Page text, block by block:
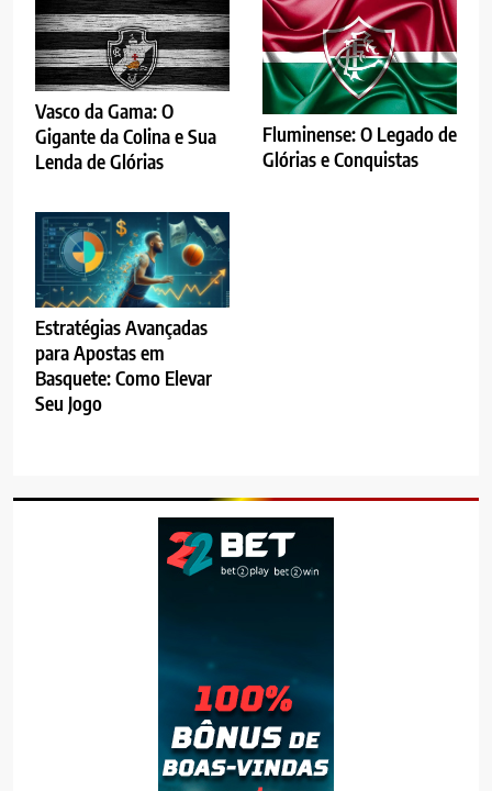
Vasco da Gama: O
Gigante da Colina e Sua
Lenda de Glórias
Fluminense: O Legado de
Glórias e Conquistas
Estratégias Avançadas
para Apostas em
Basquete: Como Elevar
Seu Jogo